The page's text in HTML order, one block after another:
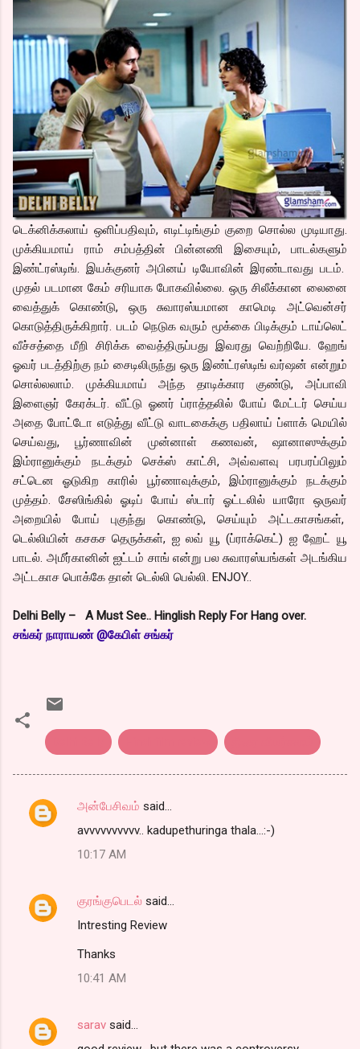
டெக்னிக்கலாய் ஒளிப்பதிவும், எடிட்டிங்கும் குறை சொல்ல முடியாது.
முக்கியமாய் ராம் சம்பத்தின் பின்னணி இசையும், பாடல்களும்
இண்ட்ரஸ்டிங். இயக்குனர் அபினய் டியோவின் இரண்டாவது படம்.
முதல் படமான கேம் சரியாக போகவில்லை. ஒரு சிலீக்கான லைனை
வைத்துக் கொண்டு, ஒரு சுவாரஸ்யமான காமெடி அட்வென்சர்
கொடுத்திருக்கிறார். படம் நெடுக வரும் மூக்கை பிடிக்கும் டாய்லெட்
வீச்சத்தை மீறி சிரிக்க வைத்திருப்பது இவரது வெற்றியே. ஹேங்
ஓவர் படத்திற்கு நம் சைடிலிருந்து ஒரு இண்ட்ரஸ்டிங் வர்ஷன் என்றும்
சொல்லலாம். முக்கியமாய் அந்த தாடிக்கார குண்டு, அப்பாவி
இளைஞர் கேரக்டர். வீட்டு ஓனர் ப்ராத்தலில் போய் மேட்டர் செய்ய
அதை போட்டோ எடுத்து வீட்டு வாடகைக்கு பதிலாய் ப்ளாக் மெயில்
செய்வது, பூர்ணாவின் முன்னாள் கணவன், ஷானாஸுக்கும்
இம்ரானுக்கும் நடக்கும் செக்ஸ் காட்சி, அவ்வளவு பரபரப்பிலும்
சட்டென ஓடுகிற காரில் பூர்ணாவுக்கும், இம்ரானுக்கும் நடக்கும்
முத்தம். சேஸிங்கில் ஓடிப் போய் ஸ்டார் ஓட்டலில் யாரோ ஒருவர்
அறையில் போய் புகுந்து கொண்டு, செய்யும் அட்டகாசங்கள்,
டெல்லியின் கசகச தெருக்கள், ஐ லவ் யூ (ப்ராக்கெட்) ஐ ஹேட் யூ
பாடல். அமீர்கானின் ஐட்டம் சாங் என்று பல சுவாரஸ்யங்கள் அடங்கிய
அட்டகாச பொக்கே தான் டெல்லி பெல்லி. ENJOY..
Delhi Belly – A Must See.. Hinglish Reply For Hang over.
சங்கர் நாராயண் @கேபிள் சங்கர்
C
e
அன்பேசிவம் said…
avvvvvvvvvv.. kadupethuringa thala...:-)
10:17 AM
குரங்குபெடல் said…
Intresting Review
Thanks
10:41 AM
sarav said…